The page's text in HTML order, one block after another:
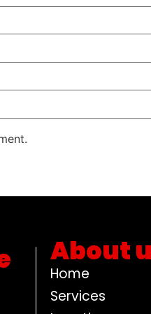
About
Home
Services